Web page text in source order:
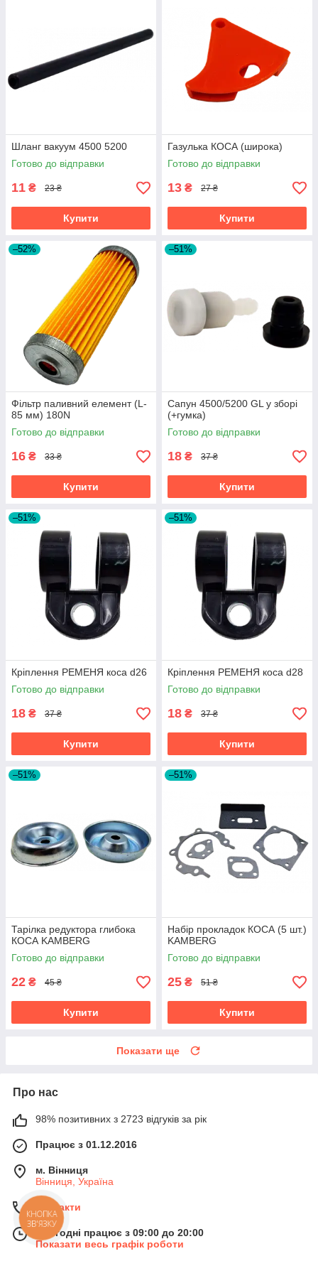
Шланг вакуум 4500 5200
Готово до відправки
11 ₴ 23 ₴
Купити
Газулька КОСА (широка)
Готово до відправки
13 ₴ 27 ₴
Купити
–52%
Фільтр паливний елемент (L-
85 мм) 180N
Готово до відправки
16 ₴ 33 ₴
Купити
–51%
Сапун 4500/5200 GL у зборі
(+гумка)
Готово до відправки
18 ₴ 37 ₴
Купити
–51%
Кріплення РЕМЕНЯ коса d26
Готово до відправки
18 ₴ 37 ₴
Купити
–51%
Кріплення РЕМЕНЯ коса d28
Готово до відправки
18 ₴ 37 ₴
Купити
–51%
Тарілка редуктора глибока
КОСА KAMBERG
Готово до відправки
22 ₴ 45 ₴
Купити
–51%
Набір прокладок КОСА (5 шт.)
KAMBERG
Готово до відправки
25 ₴ 51 ₴
Купити
Показати ще
Про нас
98% позитивних з 2723 відгуків за рік
Працює з 01.12.2016
м. Вінниця
Вінниця, Україна
Контакти
Сьогодні працює з 09:00 до 20:00
Показати весь графік роботи
КНОПКА
ЗВ'ЯЗКУ